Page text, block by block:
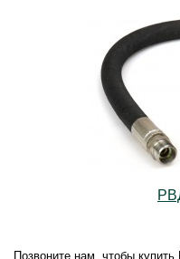
Позвоните нам, чтобы